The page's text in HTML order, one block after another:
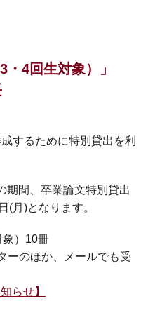
・4回生対象）」
するために特別貸出を利
期間、卒業論文特別貸出
(月)となります。
象）10冊
ーのほか、メールでも受
らせ】